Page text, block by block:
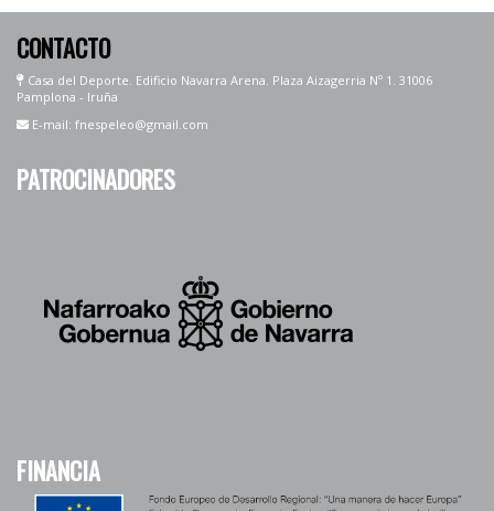
CONTACTO
Casa del Deporte. Edificio Navarra Arena. Plaza Aizagerria Nº 1. 31006
Pamplona - Iruña
E-mail: fnespeleo@gmail.com
PATROCINADORES
FINANCIA